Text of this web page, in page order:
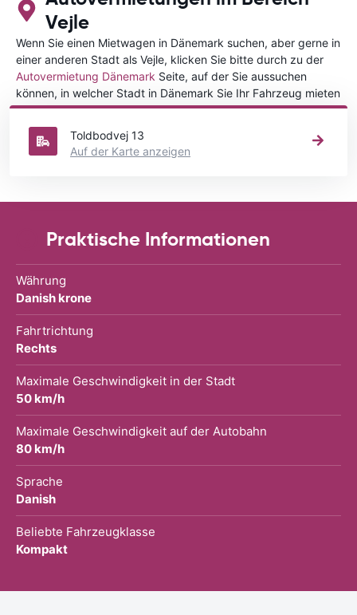
Vejle
Wenn Sie einen Mietwagen in Dänemark suchen, aber gerne in
einer anderen Stadt als Vejle, klicken Sie bitte durch zu der
Autovermietung Dänemark Seite, auf der Sie aussuchen
können, in welcher Stadt in Dänemark Sie Ihr Fahrzeug mieten
wollen.
Toldbodvej 13
Auf der Karte anzeigen
Praktische Informationen
Währung
Danish krone
Fahrtrichtung
Rechts
Maximale Geschwindigkeit in der Stadt
50 km/h
Maximale Geschwindigkeit auf der Autobahn
80 km/h
Sprache
Danish
Beliebte Fahrzeugklasse
Kompakt